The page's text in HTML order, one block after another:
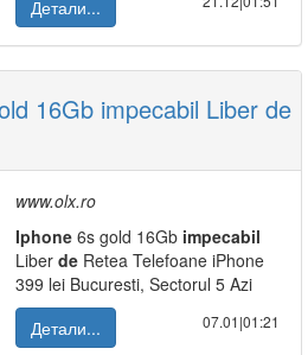
Детали...
16Gb impecabil Liber de
www.olx.ro
Iphone 6s gold 16Gb impecabil
Liber de Retea Telefoane iPhone
399 lei Bucuresti, Sectorul 5 Azi
Детали...
07.01|01:21